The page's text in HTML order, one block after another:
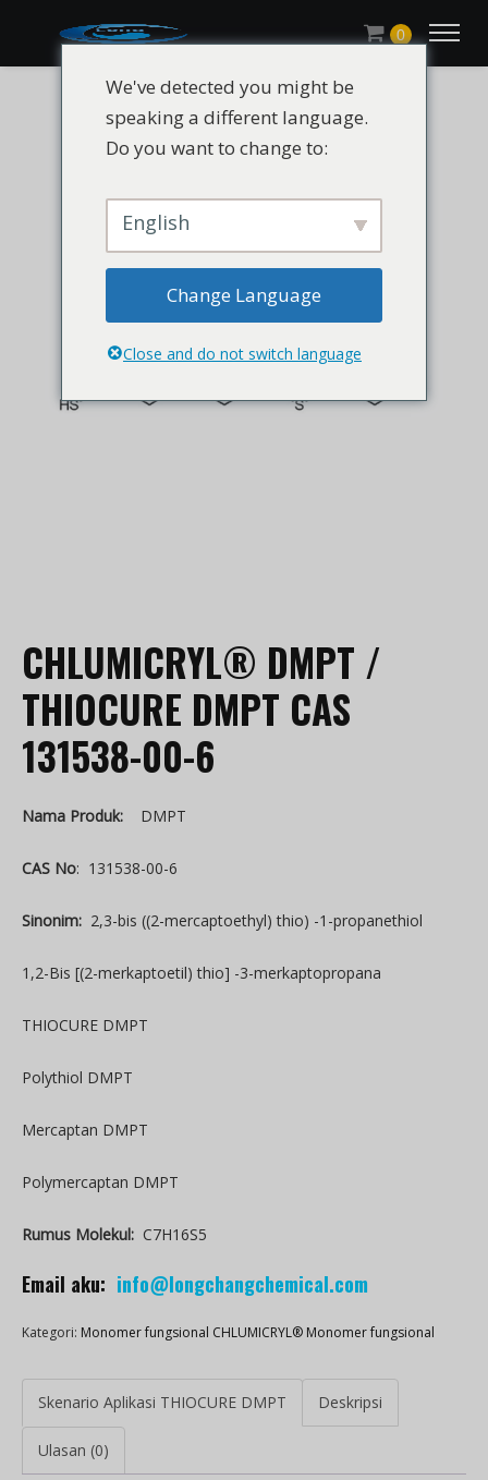
0
CHLUMICRYL® DMPT /
THIOCURE DMPT CAS
131538-00-6
Nama Produk: DMPT
CAS No: 131538-00-6
Sinonim: 2,3-bis ((2-mercaptoethyl) thio) -1-propanethiol
1,2-Bis [(2-merkaptoetil) thio] -3-merkaptopropana
THIOCURE DMPT
Polythiol DMPT
Mercaptan DMPT
Polymercaptan DMPT
Rumus Molekul: C7H16S5
Email aku: info@longchangchemical.com
Kategori: Monomer fungsional CHLUMICRYL® Monomer fungsional
Skenario Aplikasi THIOCURE DMPT Deskripsi
Ulasan (0)
We've detected you might be
speaking a different language.
Do you want to change to:
English
Change Language
Close and do not switch language